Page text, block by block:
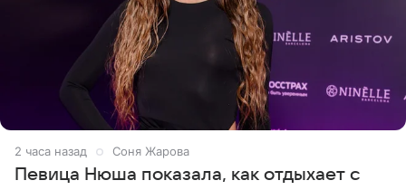
2 часа назад Соня Жарова
Певица Нюша показала, как отдыхает с